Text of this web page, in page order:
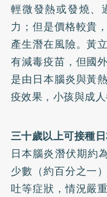
輕微發熱或發燒、
力；但是價格較貴
產生潛在風險。黃
有減毒疫苗，但國
是由日本腦炎與黃
疫效果，小孩與成人
三十歲以上可接種
日本腦炎潛伏期約
少數（約百分之一
吐等症狀，情況嚴